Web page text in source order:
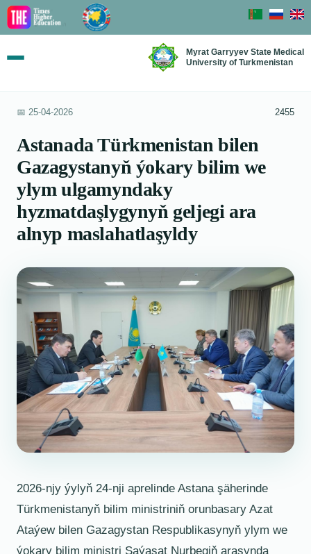
Myrat Garryyev State Medical
University of Turkmenistan
📅 25-04-2026 2455
Astanada Türkmenistan bilen
Gazagystanyň ýokary bilim we
ylym ulgamyndaky
hyzmatdaşlygynyň geljegi ara
alnyp maslahatlaşyldy
2026-njy ýylyň 24-nji aprelinde Astana şäherinde
Türkmenistanyň bilim ministriniň orunbasary Azat
Ataýew bilen Gazagystan Respublikasynyň ylym we
ýokary bilim ministri Saýasat Nurbegiň arasynda